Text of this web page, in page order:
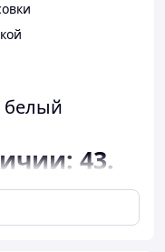
белый
43.
к